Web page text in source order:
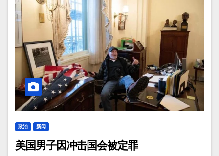
政治 新闻
美国男子因冲击国会被定罪